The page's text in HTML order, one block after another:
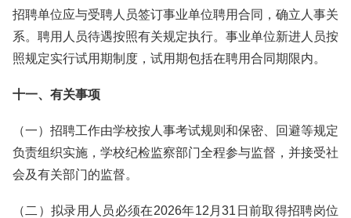
招聘单位应与受聘人员签订事业单位聘用合同，确立人事关
系。聘用人员待遇按照有关规定执行。事业单位新进人员按
照规定实行试用期制度，试用期包括在聘用合同期限内。
十一、有关事项
（一）招聘工作由学校按人事考试规则和保密、回避等规定
负责组织实施，学校纪检监察部门全程参与监督，并接受社
会及有关部门的监督。
（二）拟录用人员必须在2026年12月31日前取得招聘岗位